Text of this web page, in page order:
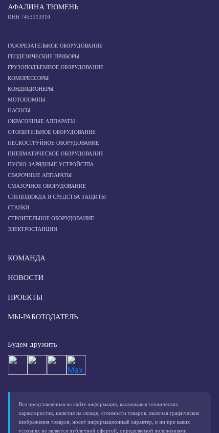
АФАЛИНА ТЮМЕНЬ
ИНН 7453313910
ГАЗОРЕЗАТЕЛЬНОЕ ОБОРУДОВАНИЕ
ГЕОДЕЗИЧЕСКИЕ ПРИБОРЫ
ГРУЗОПОДЪЕМНОЕ ОБОРУДОВАНИЕ
КОМПРЕССОРЫ
КОНДИЦИОНЕРЫ
МОТОПОМПЫ
НАСОСЫ
ОКРАСОЧНЫЕ АППАРАТЫ
ОТОПИТЕЛЬНОЕ ОБОРУДОВАНИЕ
ПЕСКОСТРУЙНОЕ ОБОРУДОВАНИЕ
ПНЕВМАТИЧЕСКОЕ ОБОРУДОВАНИЕ
ПУСКО-ЗАРЯДНЫЕ УСТРОЙСТВА
СВАРОЧНЫЕ АППАРАТЫ
СМАЗОЧНОЕ ОБОРУДОВАНИЕ
СПЕЦОДЕЖДА И СРЕДСТВА ЗАЩИТЫ
СТАНКИ
СТРОИТЕЛЬНОЕ ОБОРУДОВАНИЕ
ЭЛЕКТРОСТАНЦИИ
КОМАНДА
НОВОСТИ
ПРОЕКТЫ
МЫ-РАБОТОДАТЕЛЬ
Будем дружить
Вся представленная на сайте информация, касающаяся технических
характеристик, наличия на складе, стоимости товаров, включая графические
изображения товаров, носит информационный характер, и ни при каких
условиях не является публичной офертой, определяемой положениями